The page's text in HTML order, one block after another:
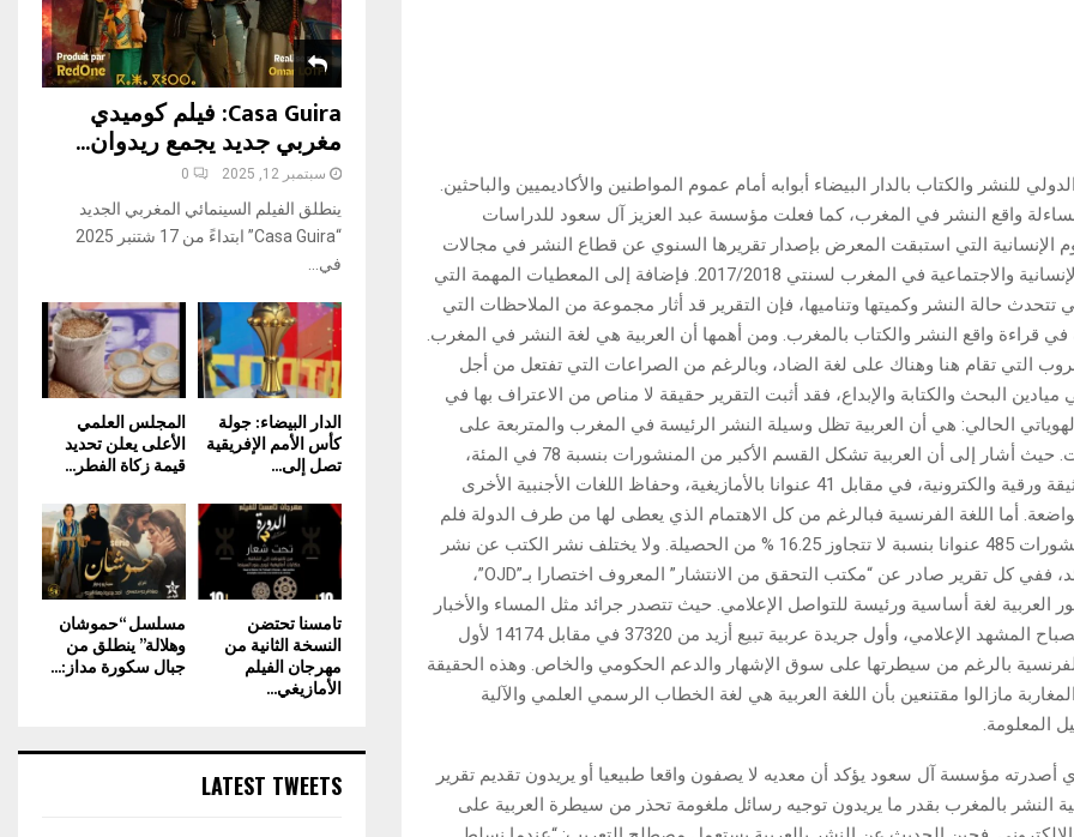
للنشر والكتاب بالدار البيضاء أبوابه أمام عموم المواطنين والأكاديميين والباحثين.
واقع النشر في المغرب، كما فعلت مؤسسة عبد العزيز آل سعود للدراسات
الإنسانية التي استبقت المعرض بإصدار تقريرها السنوي عن قطاع النشر في مجالات
الأدب والعلوم الإنسانية والاجتماعية في المغرب لسنتي 2017/2018. فإضافة إلى المعطيات المهمة التي
حالة النشر وكميتها وتناميها، فإن التقرير قد أثار مجموعة من الملاحظات التي
في قراءة واقع النشر والكتاب بالمغرب. ومن أهمها أن العربية هي لغة النشر في المغرب.
التي تقام هنا وهناك على لغة الضاد، وبالرغم من الصراعات التي تفتعل من أجل
البحث والكتابة والإبداع، فقد أثبت التقرير حقيقة لا مناص من الاعتراف بها في
الحالي: هي أن العربية تظل وسيلة النشر الرئيسة في المغرب والمتربعة على
عرش الإصدارات. حيث أشار إلى أن العربية تشكل القسم الأكبر من المنشورات بنسبة 78 في المئة،
بحوالي 3263 وثيقة ورقية والكترونية، في مقابل 41 عنوانا بالأمازيغية، وحفاظ اللغات الأجنبية الأخرى
أما اللغة الفرنسية فبالرغم من كل الاهتمام الذي يعطى لها من طرف الدولة فلم
يتجاوز عدد المنشورات 485 عنوانا بنسبة لا تتجاوز 16.25 % من الحصيلة. ولا يختلف نشر الكتب عن نشر
الصحف والجرائد، ففي كل تقرير صادر عن “مكتب التحقق من الانتشار” المعروف اختصارا بـ”OJD”،
العربية لغة أساسية ورئيسة للتواصل الإعلامي. حيث تتصدر جرائد مثل المساء والأخبار
وأخبار اليوم والصباح المشهد الإعلامي، وأول جريدة عربية تبيع أزيد من 37320 في مقابل 14174 لأول
بالرغم من سيطرتها على سوق الإشهار والدعم الحكومي والخاص. وهذه الحقيقة
مازالوا مقتنعين بأن اللغة العربية هي لغة الخطاب الرسمي العلمي والآلية
المعلومة.
أصدرته مؤسسة آل سعود يؤكد أن معديه لا يصفون واقعا طبيعيا أو يريدون تقديم تقرير
النشر بالمغرب بقدر ما يريدون توجيه رسائل ملغومة تحذر من سيطرة العربية على
Casa Guira: فيلم كوميدي
مغربي جديد يجمع ريدوان...
سبتمبر 12, 2025 0
ينطلق الفيلم السينمائي المغربي الجديد
“Casa Guira” ابتداءً من 17 شتنبر 2025
في...
المجلس العلمي
الأعلى يعلن تحديد
قيمة زكاة الفطر...
الدار البيضاء: جولة
كأس الأمم الإفريقية
تصل إلى...
مسلسل “حموشان
وهلالة” ينطلق من
جبال سكورة مداز:...
تامسنا تحتضن
النسخة الثانية من
مهرجان الفيلم
الأمازيغي...
LATEST TWEETS